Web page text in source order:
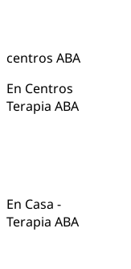
centros ABA
En Centros
Terapia ABA
En Casa -
Terapia ABA